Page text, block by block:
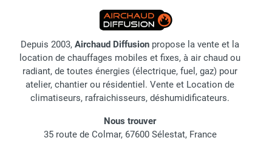
Depuis 2003, Airchaud Diffusion propose la vente et la
location de chauffages mobiles et fixes, à air chaud ou
radiant, de toutes énergies (électrique, fuel, gaz) pour
atelier, chantier ou résidentiel. Vente et Location de
climatiseurs, rafraichisseurs, déshumidificateurs.
Nous trouver
35 route de Colmar, 67600 Sélestat, France